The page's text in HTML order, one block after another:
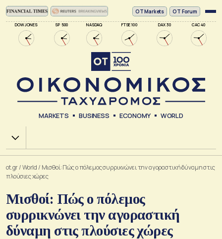
DOW JONES SP 500 NASDAQ FTSE 100 DAX 30 CAC 40
ΟΤ Markets OT Forum
MARKETS BUSINESS ECONOMY WORLD
Χ.Α.
ot.gr/World / Μισθοί: Πώς ο πόλεμος συρρικνώνει την αγοραστική δύναμη στις
πλούσιες χώρες
Μισθοί: Πώς ο πόλεμος
συρρικνώνει την αγοραστική
δύναμη στις πλούσιες χώρες